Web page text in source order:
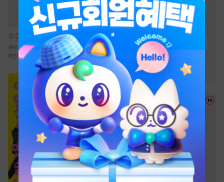
소설 남편이 된 선생님 [단행본]
6.3천
#현대물 사제지간
하드코어 # 동거 #현대물
#여성인기 # 원나잇
#절륜남 #능욕
삼각관계 #유혹
다정남 #직진남
#오피스물